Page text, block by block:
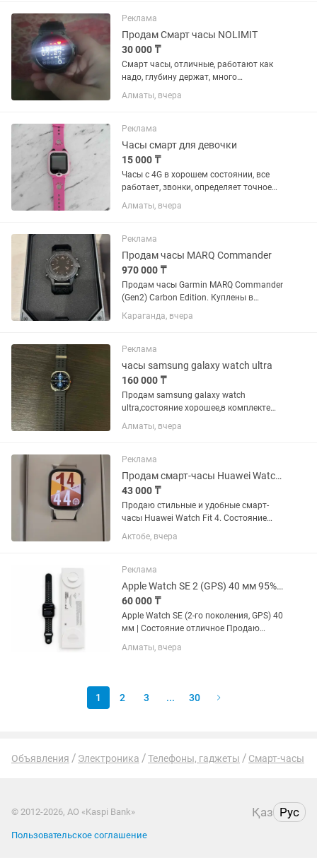
Технически всё работает идеально
(пульс,...
Реклама
Продам Смарт часы NOLIMIT
30 000 ₸
Смарт часы, отличные, работают как
надо, глубину держат, много
циферблатов, много функций,запасной
ремешок, коробка все имеется
Алматы, вчера
Реклама
Часы смарт для девочки
15 000 ₸
Часы с 4G в хорошем состоянии, все
работает, звонки, определяет точное
местоположение ребенка
Алматы, вчера
Реклама
Продам часы MARQ Commander
970 000 ₸
Продам часы Garmin MARQ Commander
(Gen2) Carbon Edition. Куплены в
октябре 2025 года у официального
представителя в Казахстане. Гарантия
Состояние хорошее. Полная...
Караганда, вчера
Реклама
часы samsung galaxy watch ultra
160 000 ₸
Продам samsung galaxy watch
ultra,состояние хорошее,в комплекте
всё имеется носили пол года,продажа
в связи с преобритением нового
оставшиеся вопросы по номеру
Алматы, вчера
Реклама
Продам смарт-часы Huawei Watch Fit 4
43 000 ₸
Продаю стильные и удобные смарт-
часы Huawei Watch Fit 4. Состояние
отличное, всё работает без нареканий.
Основные характеристики: Модель:
белый (светлый...
Актобе, вчера
Реклама
Apple Watch SE 2 (GPS) 40 мм 95% АКБ Оригинал
60 000 ₸
Apple Watch SE (2-го поколения, GPS) 40
мм | Состояние отличное Продаю
мм, алюминиевый корпус. Часы
Алматы, вчера
1 2 3 ... 30
Объявления Электроника Телефоны, гаджеты Смарт-часы
© 2012-2026, АО «Kaspi Bank» Қаз Рус
Пользовательское соглашение